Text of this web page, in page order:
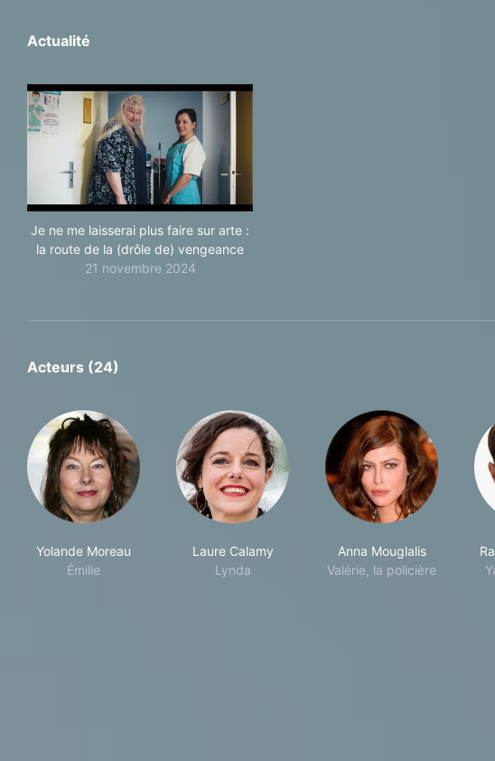
Actualité
Je ne me laisserai plus faire sur arte :
la route de la (drôle de) vengeance
21 novembre 2024
Acteurs (24)
Yolande Moreau
Émilie
Laure Calamy
Lynda
Anna Mouglalis
Valérie, la policière